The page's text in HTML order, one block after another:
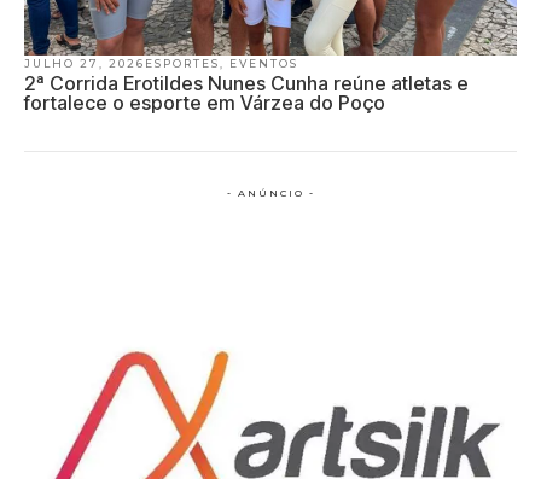
JULHO 27, 2026 ESPORTES, EVENTOS
2ª Corrida Erotildes Nunes Cunha reúne atletas e
fortalece o esporte em Várzea do Poço
- ANÚNCIO -